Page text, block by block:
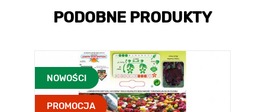
PODOBNE PRODUKTY
NOWOŚCI
PROMOCJA